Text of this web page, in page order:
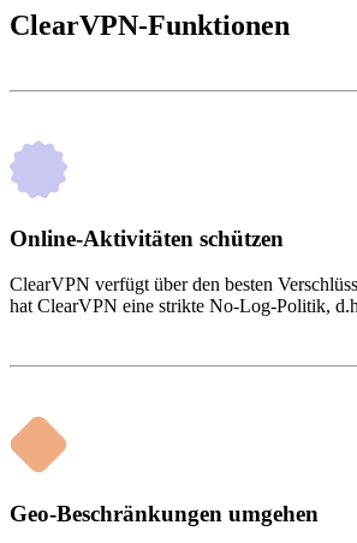
ClearVPN-Funktionen
Online-Aktivitäten schützen
ClearVPN verfügt über den besten
hat ClearVPN eine strikte No-Log-Politik,
Geo-Beschränkungen umgehen